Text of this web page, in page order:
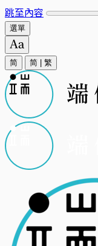
跳至內容
選單
简 简 繁